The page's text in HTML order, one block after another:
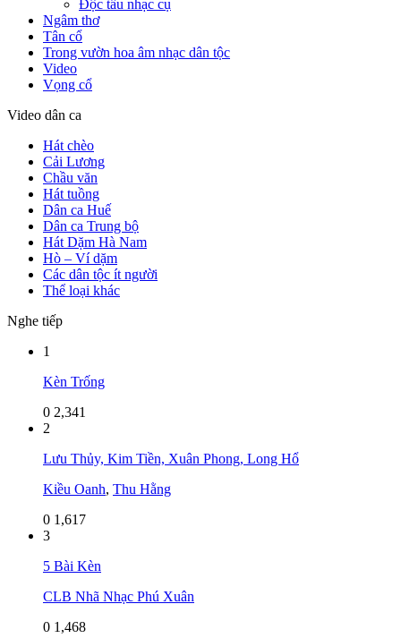
Độc tấu nhạc cụ
Ngâm thơ
Tân cổ
Trong vườn hoa âm nhạc dân tộc
Video
Vọng cổ
Video dân ca
Hát chèo
Cải Lương
Chầu văn
Hát tuồng
Dân ca Huế
Dân ca Trung bộ
Hát Dặm Hà Nam
Hò – Ví dặm
Các dân tộc ít người
Thể loại khác
Nghe tiếp
1
Kèn Trống
0 2,341
2
Lưu Thủy, Kim Tiền, Xuân Phong, Long Hổ
Kiều Oanh, Thu Hằng
0 1,617
3
5 Bài Kèn
CLB Nhã Nhạc Phú Xuân
0 1,468